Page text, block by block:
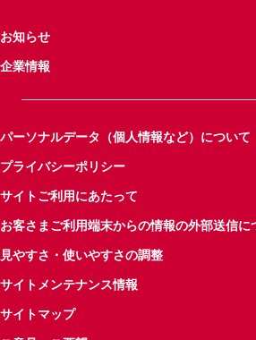
お知らせ
企業情報
パーソナルデータ（個人情報など）について
プライバシーポリシー
サイトご利用にあたって
お客さまご利用端末からの情報の外部送信に
見やすさ・使いやすさの調整
サイトメンテナンス情報
サイトマップ